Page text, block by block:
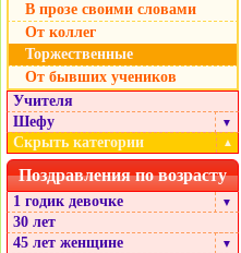
В прозе своими словами
От коллег
Торжественные
От бывших учеников
Учителя
Шефу
▼
Скрыть категории ▲
Поздравления по возрасту
1 годик девочке ▼
30 лет
45 лет женщине
▼